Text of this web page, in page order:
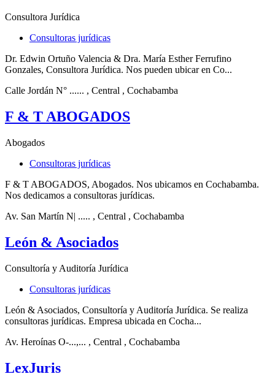
Consultora Jurídica
Consultoras jurídicas
Dr. Edwin Ortuño Valencia & Dra. María Esther Ferrufino
Gonzales, Consultora Jurídica. Nos pueden ubicar en Co...
Calle Jordán N° ...... , Central , Cochabamba
F & T ABOGADOS
Abogados
Consultoras jurídicas
F & T ABOGADOS, Abogados. Nos ubicamos en Cochabamba.
Nos dedicamos a consultoras jurídicas.
Av. San Martín N| ..... , Central , Cochabamba
León & Asociados
Consultoría y Auditoría Jurídica
Consultoras jurídicas
León & Asociados, Consultoría y Auditoría Jurídica. Se realiza
consultoras jurídicas. Empresa ubicada en Cocha...
Av. Heroínas O-...,... , Central , Cochabamba
LexJuris